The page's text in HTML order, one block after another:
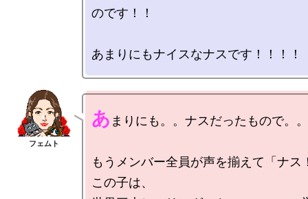
のです！！
あ まりにも。。ナスだったもので。。
もうメンバー全員が声を揃えて「ナス
この子は、